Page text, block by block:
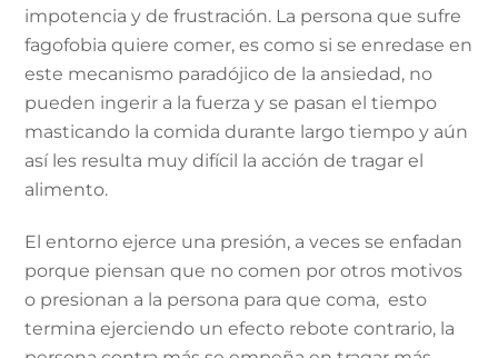
impotencia y de frustración. La persona que sufre
fagofobia quiere comer, es como si se enredase en
este mecanismo paradójico de la ansiedad, no
pueden ingerir a la fuerza y se pasan el tiempo
masticando la comida durante largo tiempo y aún
así les resulta muy difícil la acción de tragar el
alimento.
El entorno ejerce una presión, a veces se enfadan
porque piensan que no comen por otros motivos
o presionan a la persona para que coma, esto
termina ejerciendo un efecto rebote contrario, la